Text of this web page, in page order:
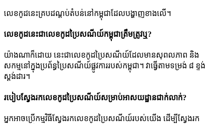
លេខកូដនេះគ្របដណ្តប់តំបន់នៅកម្ពុជាដែលបង្ហាញខាងលើ។
លេខកូដនេះជាលេខកូដប្រៃសណីយ៍កម្ពុជាត្រឹមត្រូវឬ?
យ៉ាងណាក៏ដោយ នេះជាលេខកូដប្រៃសណីយ៍ដែលមានសុពលភាព និង
សកម្មនៅក្នុងប្រព័ន្ធប្រៃសណីយ៍ផ្លូវការរបស់កម្ពុជា។ វាធ្វើតាមទម្រង់ ៨ ខ្ទង់
ស្តង់ដារ។
របៀបស្វែងរកលេខកូដប្រៃសណីយ៍សម្រាប់អាសយដ្ឋានជាក់លាក់?
អ្នកអាចប្រើកម្មវិធីស្វែងរកលេខកូដប្រៃសណីយ៍របស់យើង ដើម្បីស្វែងរក